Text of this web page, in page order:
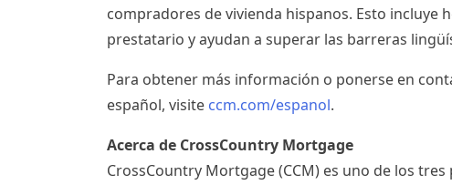
compradores de vivienda hispanos. Esto incluye
prestatario y ayudan a superar las barreras
Para obtener más información o ponerse en
español, visite ccm.com/espanol.
Acerca de CrossCountry Mortgage
CrossCountry Mortgage (CCM) es uno de los